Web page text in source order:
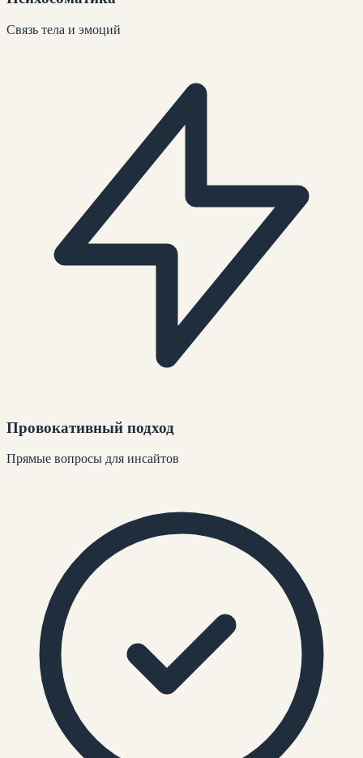
Связь тела и эмоций
Провокативный подход
Прямые вопросы для инсайтов